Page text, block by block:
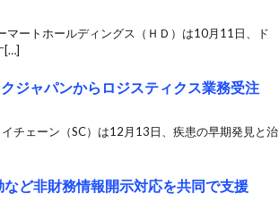
ートホールディングス（ＨＤ）は10月11日、ド
[…]
ジャパンからロジスティクス業務受注
チェーン（SC）は12月13日、疾患の早期発見と治
ど非財務情報開示対応を共同で支援